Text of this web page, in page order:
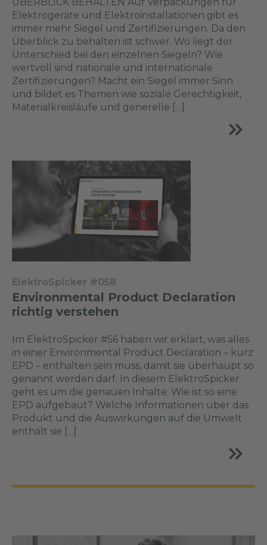
Elektrogeräte und Elektroinstallationen gibt es
immer mehr Siegel und Zertifizierungen. Da den
Überblick zu behalten ist schwer. Wo liegt der
Unterschied bei den einzelnen Siegeln? Wie
wertvoll sind nationale und internationale
Zertifizierungen? Macht ein Siegel immer Sinn
und bildet es Themen wie soziale Gerechtigkeit,
Materialkreisläufe und generelle […]
ElektroSpicker #058
Environmental Product Declaration
richtig verstehen
Im ElektroSpicker #56 haben wir erklärt, was alles
in einer Environmental Product Declaration – kurz
EPD – enthalten sein muss, damit sie überhaupt so
genannt werden darf. In diesem ElektroSpicker
geht es um die genauen Inhalte. Wie ist so eine
EPD aufgebaut? Welche Informationen über das
Produkt und die Auswirkungen auf die Umwelt
enthält sie […]